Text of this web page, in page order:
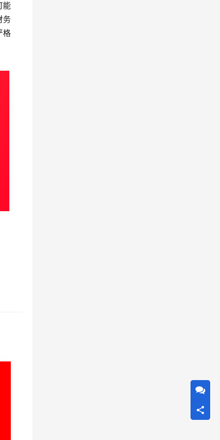
能
务
格